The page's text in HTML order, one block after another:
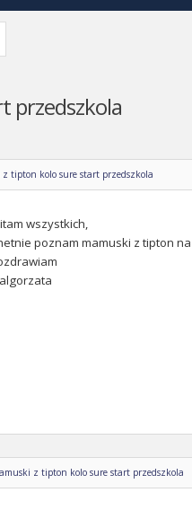
przedszkola
z tipton kolo sure start przedszkola
wszystkich,
poznam mamuski z tipton
z tipton kolo sure start przedszkola